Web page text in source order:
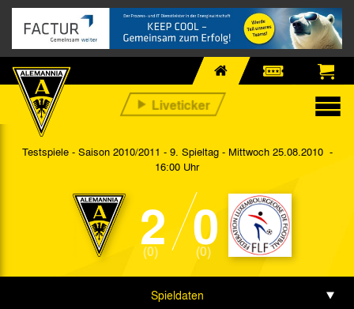
Testspiele - Saison 2010/2011 - 9. Spieltag - Mittwoch 25.08.2010 -
16:00 Uhr
2
(0) 0
(0)
Spieldaten